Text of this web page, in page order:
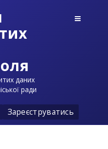
даних
ради
Зареєструватись